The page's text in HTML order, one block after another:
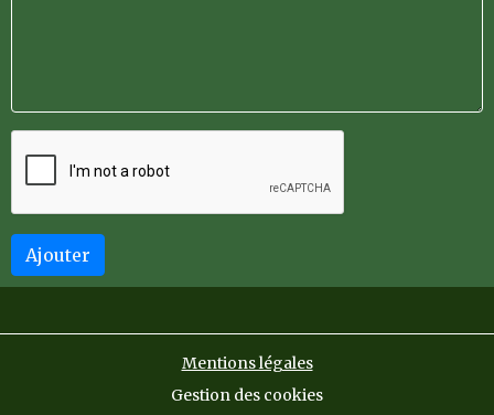
Ajouter
Mentions légales
Gestion des cookies